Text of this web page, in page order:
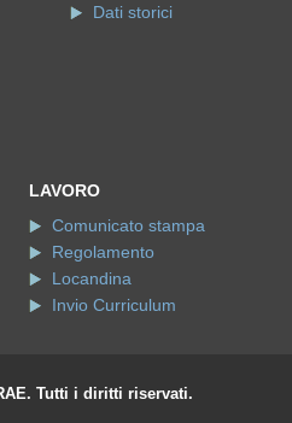
Dati storici
LAVORO
Comunicato stampa
Regolamento
Locandina
Invio Curriculum
Tutti i diritti riservati.